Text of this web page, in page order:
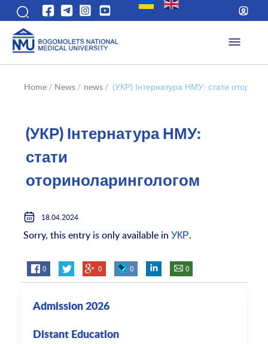
Home / News / news / (УКР) Інтернатура НМУ: стати
(УКР) Інтернатура НМУ:
стати
оториноларингологом
18.04.2024
Sorry, this entry is only available inУКР.
0 0 0 0
Admission 2026
Distant Education